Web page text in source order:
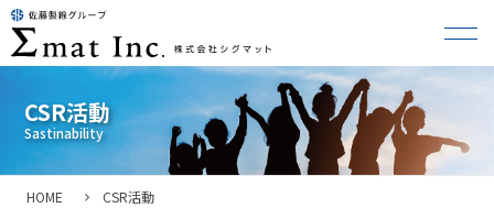
CSR活動
HOME CSR活動